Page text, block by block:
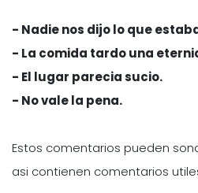
- Nadie nos dijo lo que
- La comida tardo una
- El lugar parecia sucio.
- No vale la pena.
Estos comentarios pueden
asi contienen comentarios